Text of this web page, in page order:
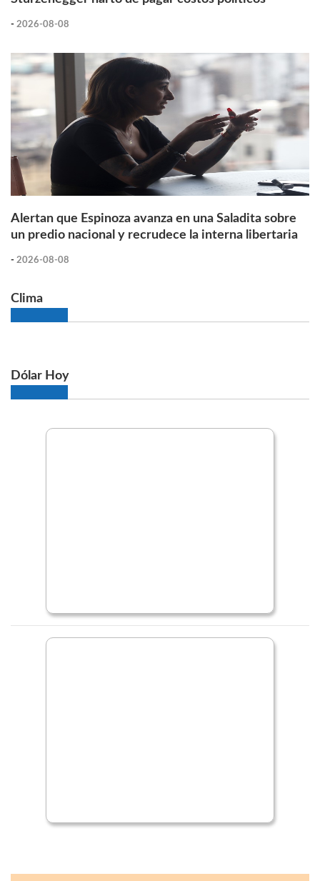
- 2026-08-08
Alertan que Espinoza avanza en una Saladita sobre
un predio nacional y recrudece la interna libertaria
- 2026-08-08
Clima
Dólar Hoy